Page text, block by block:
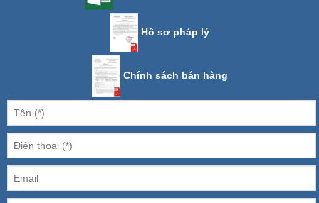
Hồ sơ pháp lý
Chính sách bán hàng